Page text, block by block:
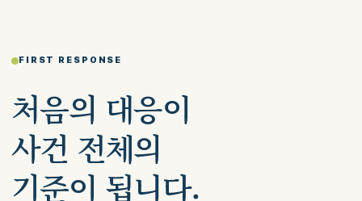
FIRST RESPONSE
처음의 대응이
사건 전체의
기준이 됩니다.